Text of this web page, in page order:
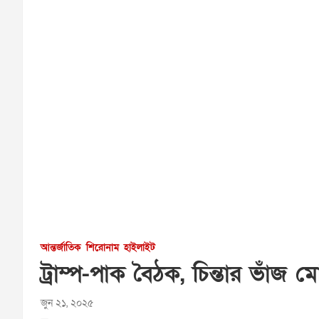
আন্তর্জাতিক শিরোনাম হাইলাইট
ট্রাম্প-পাক বৈঠক, চিন্তার ভাঁজ
জুন ২১, ২০২৫